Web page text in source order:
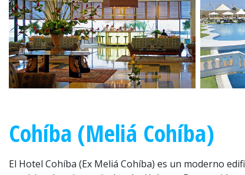
Anterior
Cohíba (Meliá Cohíba)
El Hotel Cohíba (Ex Meliá Cohíba) es un moderno